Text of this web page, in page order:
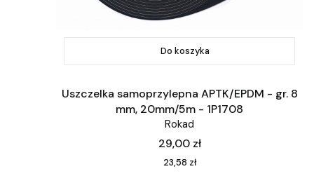
Do koszyka
Uszczelka samoprzylepna APTK/EPDM - gr. 8
mm, 20mm/5m - 1P1708
Rokad
Cena
29,00 zł
Cena
23,58 zł